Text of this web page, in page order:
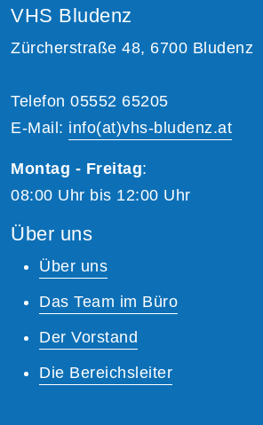
VHS Bludenz
Zürcherstraße 48, 6700 Bludenz
Telefon 05552 65205
E-Mail: info(at)vhs-bludenz.at
Montag - Freitag:
08:00 Uhr bis 12:00 Uhr
Über uns
Über uns
Das Team im Büro
Der Vorstand
Die Bereichsleiter